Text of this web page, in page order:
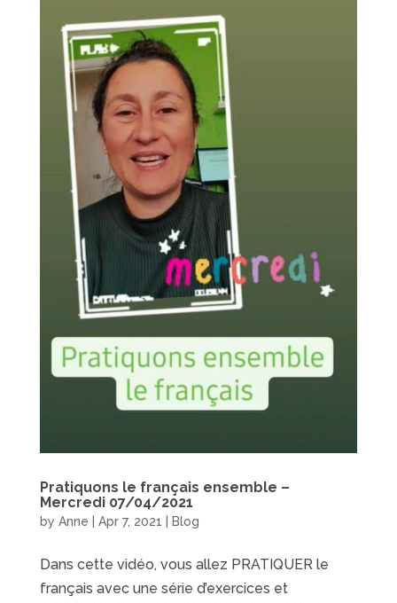
Pratiquons le français ensemble –
Mercredi 07/04/2021
by Anne Apr 7, 2021 Blog
Dans cette vidéo, vous allez PRATIQUER le
français avec une série d’exercices et